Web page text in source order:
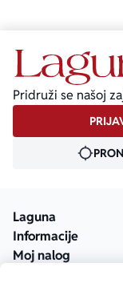
Pridruži se našoj
Laguna
Informacije
Moj nalog